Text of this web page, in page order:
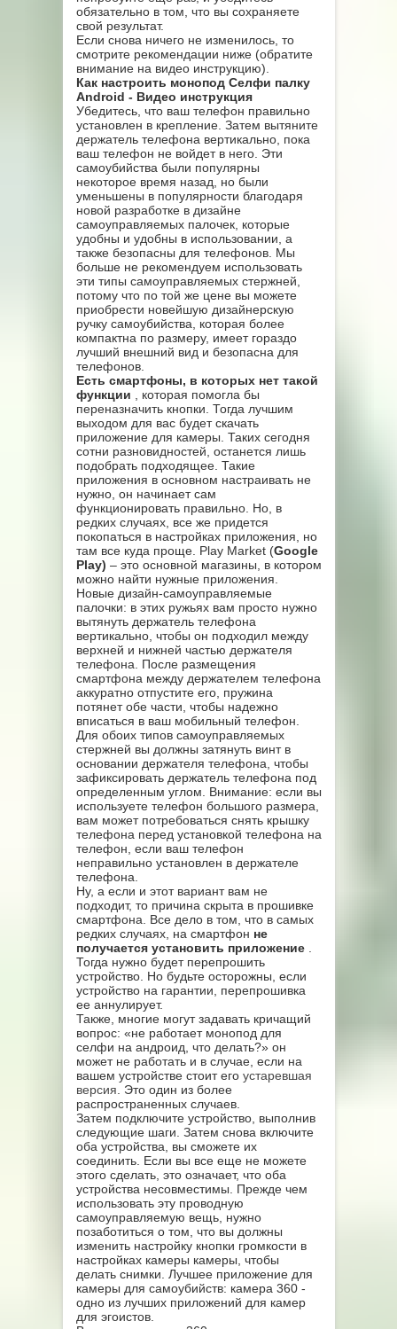
обязательно в том, что вы сохраняете
свой результат.
Если снова ничего не изменилось, то
смотрите рекомендации ниже (обратите
внимание на видео инструкцию).
Как настроить монопод Селфи палку
Android - Видео инструкция
Убедитесь, что ваш телефон правильно
установлен в крепление. Затем вытяните
держатель телефона вертикально, пока
ваш телефон не войдет в него. Эти
самоубийства были популярны
некоторое время назад, но были
уменьшены в популярности благодаря
новой разработке в дизайне
самоуправляемых палочек, которые
удобны и удобны в использовании, а
также безопасны для телефонов. Мы
больше не рекомендуем использовать
эти типы самоуправляемых стержней,
потому что по той же цене вы можете
приобрести новейшую дизайнерскую
ручку самоубийства, которая более
компактна по размеру, имеет гораздо
лучший внешний вид и безопасна для
телефонов.
Есть смартфоны, в которых нет такой
функции
, которая помогла бы
переназначить кнопки. Тогда лучшим
выходом для вас будет скачать
приложение для камеры. Таких сегодня
сотни разновидностей, останется лишь
подобрать подходящее. Такие
приложения в основном настраивать не
нужно, он начинает сам
функционировать правильно. Но, в
редких случаях, все же придется
покопаться в настройках приложения, но
там все куда проще. Play Market (Google
Play) – это основной магазины, в котором
можно найти нужные приложения.
Новые дизайн-самоуправляемые
палочки: в этих ружьях вам просто нужно
вытянуть держатель телефона
вертикально, чтобы он подходил между
верхней и нижней частью держателя
телефона. После размещения
смартфона между держателем телефона
аккуратно отпустите его, пружина
потянет обе части, чтобы надежно
вписаться в ваш мобильный телефон.
Для обоих типов самоуправляемых
стержней вы должны затянуть винт в
основании держателя телефона, чтобы
зафиксировать держатель телефона под
определенным углом. Внимание: если вы
используете телефон большого размера,
вам может потребоваться снять крышку
телефона перед установкой телефона на
телефон, если ваш телефон
неправильно установлен в держателе
телефона.
Ну, а если и этот вариант вам не
подходит, то причина скрыта в прошивке
смартфона. Все дело в том, что в самых
редких случаях, на смартфон не
получается установить приложение
Тогда нужно будет перепрошить
устройство. Но будьте осторожны, если
устройство на гарантии, перепрошивка
ее аннулирует.
Также, многие могут задавать кричащий
вопрос: «не работает монопод для
селфи на андроид, что делать?» он
может не работать и в случае, если на
вашем устройстве стоит его устаревшая
версия . Это один из более
распространенных случаев.
Затем подключите устройство, выполнив
следующие шаги. Затем снова включите
оба устройства, вы сможете их
соединить. Если вы все еще не можете
этого сделать, это означает, что оба
устройства несовместимы. Прежде чем
использовать эту проводную
самоуправляемую вещь, нужно
позаботиться о том, что вы должны
изменить настройку кнопки громкости в
настройках камеры камеры, чтобы
делать снимки. Лучшее приложение для
камеры для самоубийств: камера 360 -
одно из лучших приложений для камер
для эгоистов.